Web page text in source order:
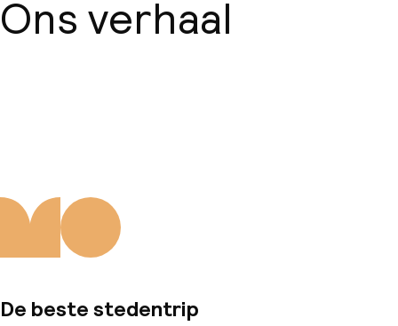
Ons verhaal
De beste stedentrip